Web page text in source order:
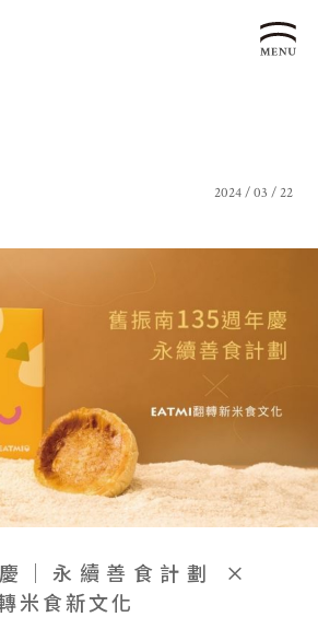
史沿革
化生活誌
漢餅文化
文化體驗
服務
品介紹
企業客製贈禮區
喜餅預約
業永續
企業永續發展 ESG
續新聞集
害關係人
新消息
我們
台據點
服中心
員禮遇會員禮遇 企業客製
2024 / 03 / 22
｜永續善食計劃 ×
米食新文化